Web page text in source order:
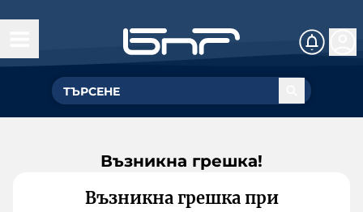
Възникна грешка!
Възникна грешка при